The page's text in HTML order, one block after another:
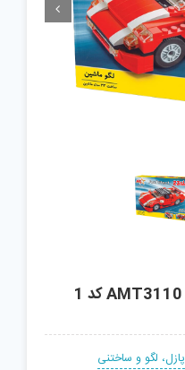

پازل، لگو و ساختنی